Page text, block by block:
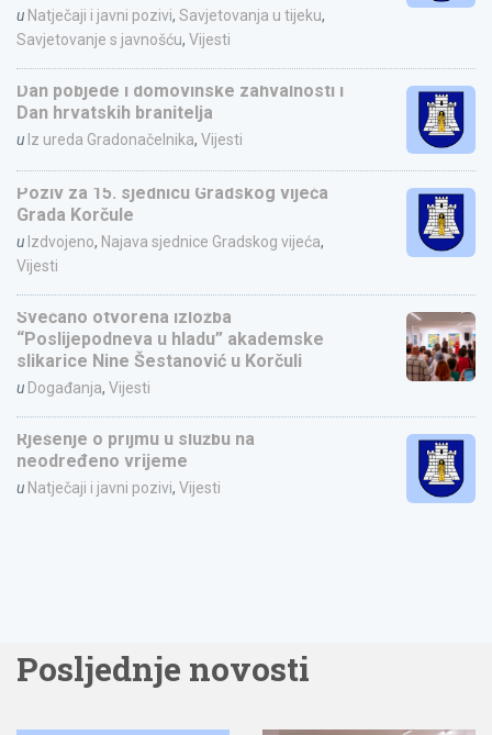
u Natječaji i javni pozivi, Savjetovanja u tijeku,
Savjetovanje s javnošću, Vijesti
Dan pobjede i domovinske zahvalnosti i
Dan hrvatskih branitelja
u Iz ureda Gradonačelnika, Vijesti
Poziv za 15. sjednicu Gradskog vijeća
Grada Korčule
u Izdvojeno, Najava sjednice Gradskog vijeća,
Vijesti
Svečano otvorena izložba
“Poslijepodneva u hladu” akademske
slikarice Nine Šestanović u Korčuli
u Događanja, Vijesti
Rješenje o prijmu u službu na
neodređeno vrijeme
u Natječaji i javni pozivi, Vijesti
Posljednje novosti